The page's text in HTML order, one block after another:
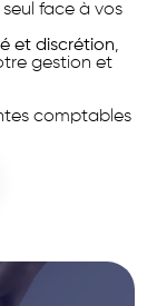
seul face à vos
et discrétion,
gestion et
comptables